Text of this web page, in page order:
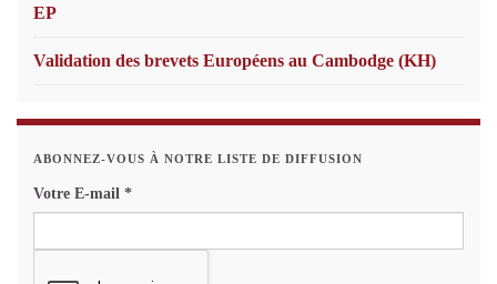
EP
Validation des brevets Européens au Cambodge (KH)
ABONNEZ-VOUS À NOTRE LISTE DE DIFFUSION
Votre E-mail *